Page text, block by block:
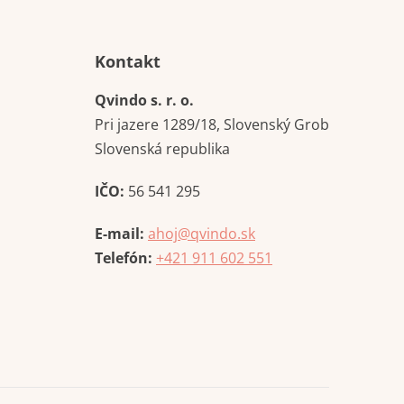
Kontakt
Qvindo s. r. o.
Pri jazere 1289/18, Slovenský Grob
Slovenská republika
IČO: 56 541 295
E-mail: ahoj@qvindo.sk
Telefón: +421 911 602 551